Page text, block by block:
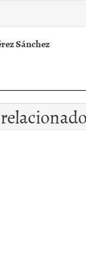
Sánchez